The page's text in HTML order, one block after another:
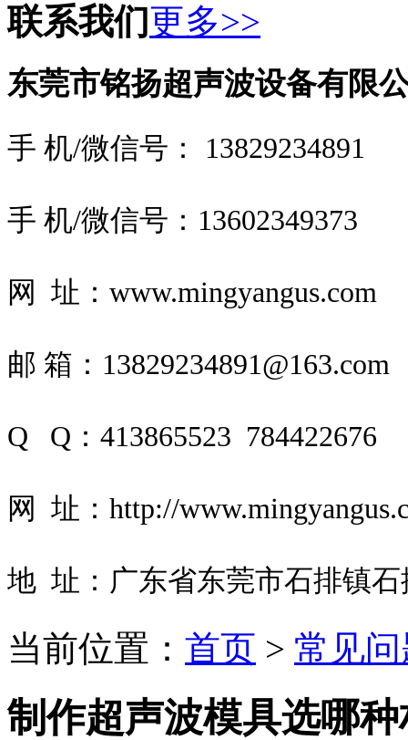
联系我们更多>>
东莞市铭扬超声波设备有限
手 机/微信号： 13829234891
手 机/微信号： 13602349373
网 址：www.mingyangus.com
邮 箱：13829234891@163.com
Q Q：413865523 784422676
网 址：http://
地 址：广东省东莞市石排镇石
当前位置： 首页 > 常见
制作超声波模具选哪